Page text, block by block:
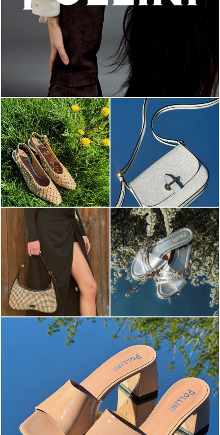
The most-wanted mules and sandals are now on sale. ...